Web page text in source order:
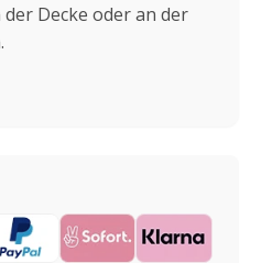
Decke oder an der